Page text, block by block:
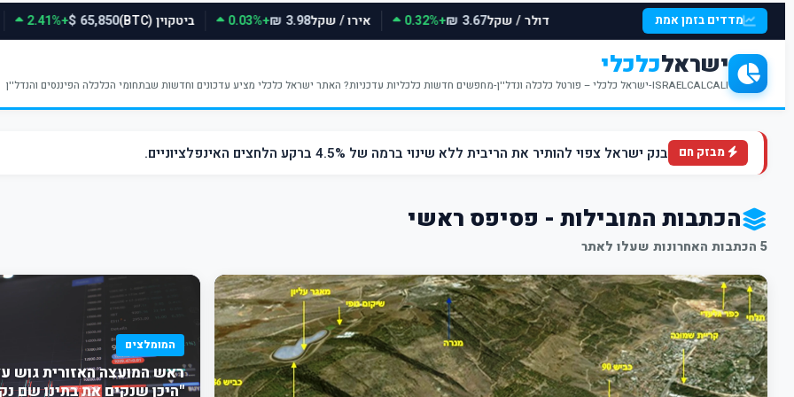
מדדים בזמן אמת דולר / שקל3.67 ₪
+0.32% אירו / שקל3.98 ₪
+0.03% ביטקוין (BTC) 65,850 $
+2.41%
ישראלכלכלי
ISRAELCALCALI-ישראל כלכלי – פורטל כלכלה ונדל''ן-מחפשים חדשות כלכליות עדכניות? האתר ישראל כלכלי מציע עדכונים וחדשות שבתחומי הכלכלה הפיננסים והנדל''ן
מבזק חם בנק ישראל צפוי להותיר את הריבית ללא שינוי ברמה של 4.5% ברקע הלחצים האינפלציוניים.
הכתבות המובילות - פסיפס ראשי
5 הכתבות האחרונות שעלו לאתר
המומלצים
ראש המועצה האזורית גוש
"היכן שנקים את בתינו שם